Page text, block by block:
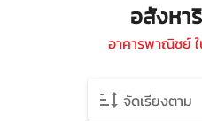
อสังหา
อาคารพาณิชย์
จัดเรียงตาม